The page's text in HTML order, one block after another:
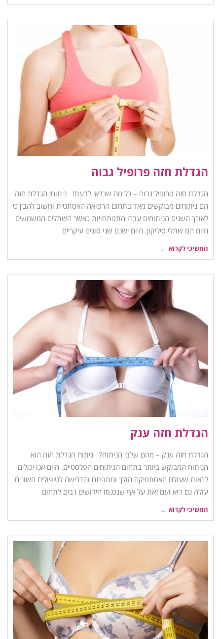
הגדלת חזה פרופיל גבוה
הגדלת חזה פרופיל גבוה – כל מה שכדאי לדעת! ניתוחי הגדלת חזה
הם ניתוחים מבוקשים מאד בתחום הרפואה האסתטית וחשוב להבין כי
לאורך השנים הניתוחים עברו התפתחויות כאשר השתלים המשמשים
היום הם שתלי סיליקון. היום ישנם שני סוגים עיקריים
המשיכי לקרוא ←
הגדלת חזה ענק
הגדלת חזה ענק – מהם שלבי הניתוח? ניתוח הגדלת חזה הוא
הניתוח המבוקש ביותר בתחום הניתוחים הפלסטיים. היום אנו יכולים
לראות שעולם האסתטיקה הולך ומתפתח והדרישה לטיפולים השונים
עולה גם היא ועם זאת על אף שנכנסו חידושים רבים לתחום
המשיכי לקרוא ←